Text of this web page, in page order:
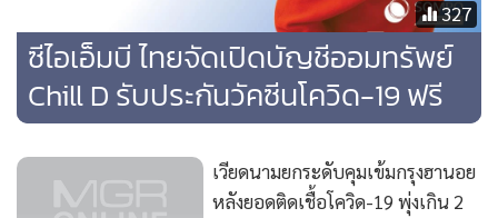
327
ซีไอเอ็มบี ไทยจัดเปิดบัญชีออมทรัพย์
Chill D รับประกันวัคซีนโควิด-19 ฟรี
เวียดนามยกระดับคุมเข้มกรุงฮานอย
หลังยอดติดเชื้อโควิด-19 พุ่งเกิน 2